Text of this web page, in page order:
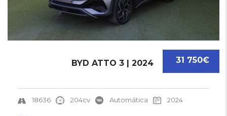
31 750€
BYD ATTO 3 | 2024
18636 204cv Automática 2024